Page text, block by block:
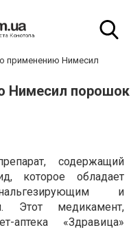
применению Нимесил
Нимесил порошок
содержащий
которое обладает
и
Этот медикамент,
аптека «Здравица»